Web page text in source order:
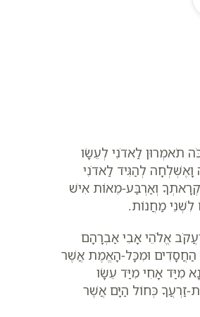
תֹאמְרוּן לַאדֹנִי לְעֵשָׂו
וָאֶשְׁלְחָה לְהַגִּיד לַאדֹנִי
וְאַרְבַּע-מֵאוֹת אִישׁ
לִשְׁנֵי מַחֲנוֹת.
אֱלֹהֵי אָבִי אַבְרָהָם
הַחֲסָדִים וּמִכָּל-הָאֱמֶת אֲשֶׁר
מִיַּד אָחִי מִיַּד עֵשָׂו
זַרְעֲךָ כְּחוֹל הַיָּם אֲשֶׁר